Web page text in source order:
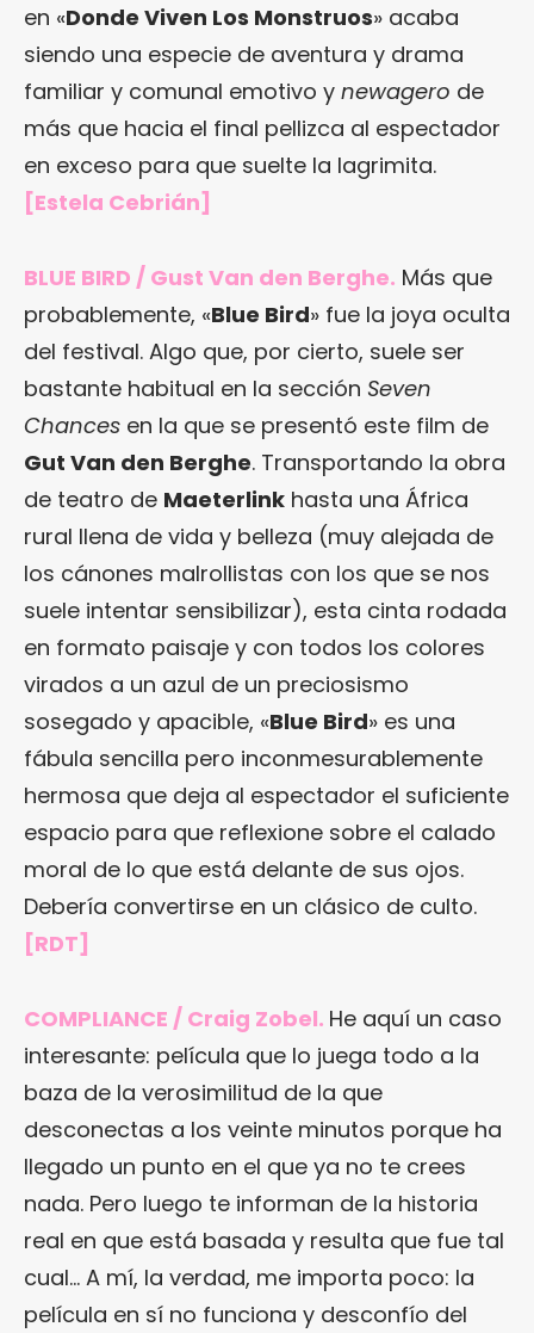
en «Donde Viven Los Monstruos» acaba
siendo una especie de aventura y drama
familiar y comunal emotivo y newagero de
más que hacia el final pellizca al espectador
en exceso para que suelte la lagrimita.
[Estela Cebrián]
BLUE BIRD / Gust Van den Berghe. Más que
probablemente, «Blue Bird» fue la joya oculta
del festival. Algo que, por cierto, suele ser
bastante habitual en la sección Seven
Chances en la que se presentó este film de
Gut Van den Berghe. Transportando la obra
de teatro de Maeterlink hasta una África
rural llena de vida y belleza (muy alejada de
los cánones malrollistas con los que se nos
suele intentar sensibilizar), esta cinta rodada
en formato paisaje y con todos los colores
virados a un azul de un preciosismo
sosegado y apacible, «Blue Bird» es una
fábula sencilla pero inconmesurablemente
hermosa que deja al espectador el suficiente
espacio para que reflexione sobre el calado
moral de lo que está delante de sus ojos.
Debería convertirse en un clásico de culto.
[RDT]
COMPLIANCE / Craig Zobel. He aquí un caso
interesante: película que lo juega todo a la
baza de la verosimilitud de la que
desconectas a los veinte minutos porque ha
llegado un punto en el que ya no te crees
nada. Pero luego te informan de la historia
real en que está basada y resulta que fue tal
cual… A mí, la verdad, me importa poco: la
película en sí no funciona y desconfío del